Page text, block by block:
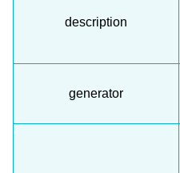
description
generator